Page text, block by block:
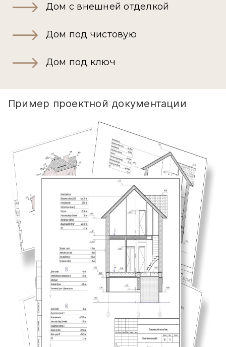
Дом с внешней отделкой
Дом под чистовую
Дом под ключ
Пример проектной документации